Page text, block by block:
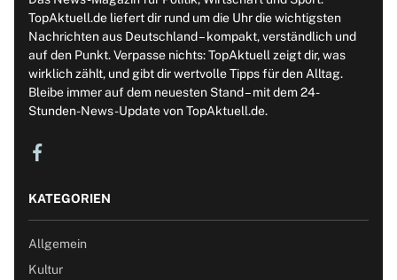
TopAktuell.de liefert dir rund um die Uhr die wichtigsten
Nachrichten aus Deutschland – kompakt, verständlich und
auf den Punkt. Verpasse nichts: TopAktuell zeigt dir, was
wirklich zählt, und gibt dir wertvolle Tipps für den Alltag.
Bleibe immer auf dem neuesten Stand – mit dem 24-
Stunden-News-Update von TopAktuell.de.
KATEGORIEN
Allgemein
Kultur